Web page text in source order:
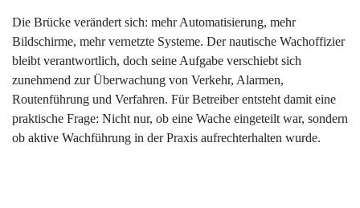
Die Brücke verändert sich: mehr Automatisierung, mehr
Bildschirme, mehr vernetzte Systeme. Der nautische Wachoffizier
bleibt verantwortlich, doch seine Aufgabe verschiebt sich
zunehmend zur Überwachung von Verkehr, Alarmen,
Routenführung und Verfahren. Für Betreiber entsteht damit eine
praktische Frage: Nicht nur, ob eine Wache eingeteilt war, sondern
ob aktive Wachführung in der Praxis aufrechterhalten wurde.